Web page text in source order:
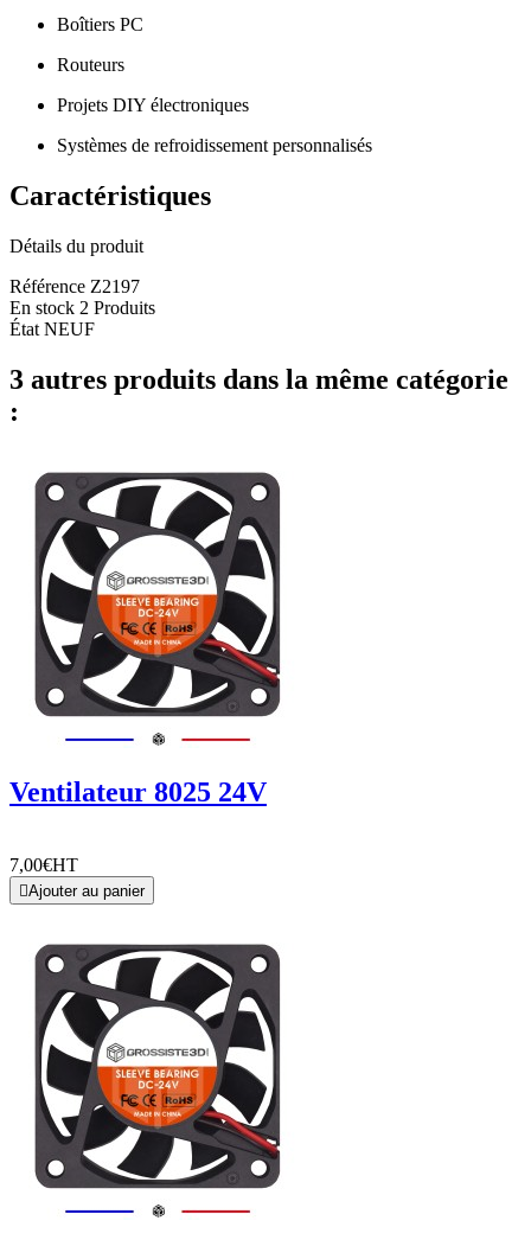
Boîtiers PC
Routeurs
Projets DIY électroniques
Systèmes de refroidissement personnalisés
Caractéristiques
Détails du produit
Référence Z2197
En stock 2 Produits
État NEUF
3 autres produits dans la même catégorie
:
Ventilateur 8025 24V
7,00€HT
Ajouter au panier